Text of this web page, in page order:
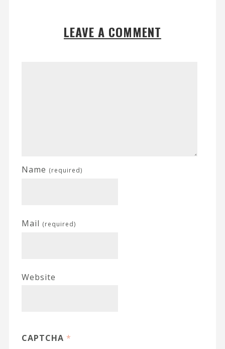
LEAVE A COMMENT
Name (required)
Mail (required)
Website
CAPTCHA *